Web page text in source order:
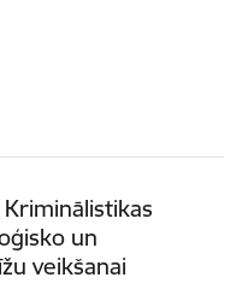
un
veikšanai